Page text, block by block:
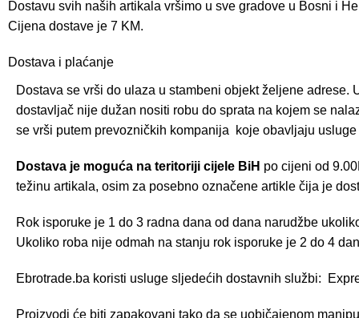
Dostavu svih naših artikala vršimo u sve gradove u Bosni i
Cijena dostave je 7 KM.
Dostava i plaćanje
Dostava se vrši do ulaza u stambeni objekt željene adrese.
dostavljač nije dužan nositi robu do sprata na kojem se
se vrši putem prevozničkih kompanija koje obavljaju usluge
Dostava je moguća na teritoriji cijele BiH po cijeni od
težinu artikala, osim za posebno označene artikle čija je
Rok isporuke je 1 do 3 radna dana od dana narudžbe
Ukoliko roba nije odmah na stanju rok isporuke je 2 do 4
Ebrotrade.ba koristi usluge sljedećih dostavnih službi:
Proizvodi će biti zapakovani tako da se uobičajenom